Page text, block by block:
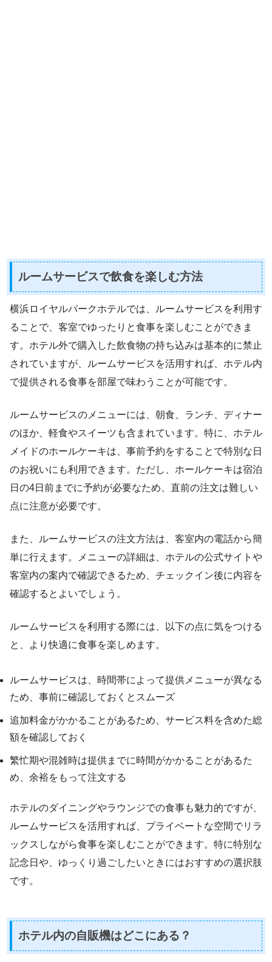
ルームサービスで飲食を楽しむ方法
横浜ロイヤルパークホテルでは、ルームサービスを利用す
ることで、客室でゆったりと食事を楽しむことができま
す。ホテル外で購入した飲食物の持ち込みは基本的に禁止
されていますが、ルームサービスを活用すれば、ホテル内
で提供される食事を部屋で味わうことが可能です。
ルームサービスのメニューには、朝食、ランチ、ディナー
のほか、軽食やスイーツも含まれています。特に、ホテル
メイドのホールケーキは、事前予約をすることで特別な日
のお祝いにも利用できます。ただし、ホールケーキは宿泊
日の4日前までに予約が必要なため、直前の注文は難しい
点に注意が必要です。
また、ルームサービスの注文方法は、客室内の電話から簡
単に行えます。メニューの詳細は、ホテルの公式サイトや
客室内の案内で確認できるため、チェックイン後に内容を
確認するとよいでしょう。
ルームサービスを利用する際には、以下の点に気をつける
と、より快適に食事を楽しめます。
ルームサービスは、時間帯によって提供メニューが異なる
ため、事前に確認しておくとスムーズ
追加料金がかかることがあるため、サービス料を含めた総
額を確認しておく
繁忙期や混雑時は提供までに時間がかかることがあるた
め、余裕をもって注文する
ホテルのダイニングやラウンジでの食事も魅力的ですが、
ルームサービスを活用すれば、プライベートな空間でリラ
ックスしながら食事を楽しむことができます。特に特別な
記念日や、ゆっくり過ごしたいときにはおすすめの選択肢
です。
ホテル内の自販機はどこにある？